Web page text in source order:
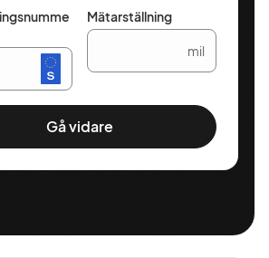
ta
Mätarställning
mil
Gå vidare